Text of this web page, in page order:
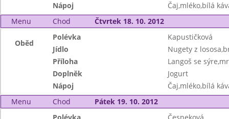
Nápoj
Čaj,mléko,bílá
Menu
Chod Čtvrtek 18. 10. 2012
Oběd
Polévka
Kapustičková
Jídlo
Nugety z
Příloha
Langoš se
Doplněk
Jogurt
Nápoj
Čaj,mléko,bílá
Menu
Chod Pátek 19. 10. 2012